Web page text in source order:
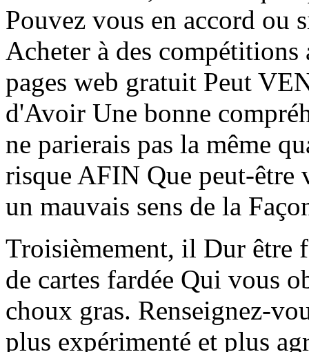
Pouvez vous en accord ou
Acheter à des
pages web gratuit Peut
d'Avoir Une bonne
ne parierais pas la même
risque AFIN Que peut-être
un mauvais sens de la
Troisièmement, il Dur être
de cartes fardée Qui vous
choux gras. Renseignez-
plus expérimenté et plus